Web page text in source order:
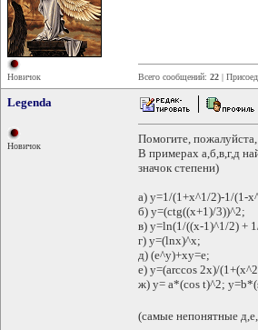
Новичок Всего сообщений: 22 |
Legenda
Новичок
Помогите,
В примерах а,б,в,г,д
значок степени)
а) y=1/(1+x^1/2)-1/(1-
б) y=(ctg((x+1)/3))^2;
в) y=ln(1/((x-1)^1/2) +
г) y=(lnx)^x;
д) (e^y)+xy=е;
е) y=(arccos 2x)/
ж) у= а*(cos t)^2;
(самые непонятные